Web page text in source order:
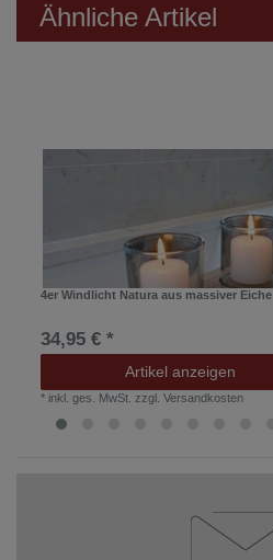
Ähnliche Artikel
4er Windlicht Natura aus massiver Eiche
34,95 € *
Artikel anzeigen
* inkl. ges. MwSt. zzgl.Versandkosten